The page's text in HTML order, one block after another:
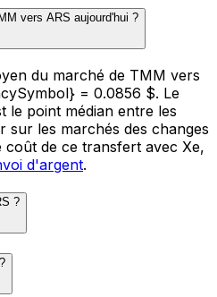
vers ARS aujourd'hui ?
du marché de TMM vers
= 0.0856 $. Le
le point médian entre les
sur les marchés des changes
coût de ce transfert avec Xe,
d'argent.
?